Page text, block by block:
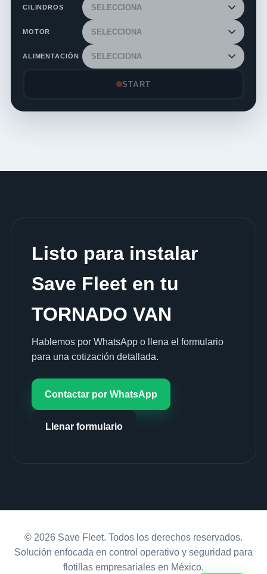
CILINDROS
MOTOR
ALIMENTACIÓN
START
Listo para instalar
Save Fleet en tu
TORNADO VAN
Hablemos por WhatsApp o llena el formulario
para una cotización detallada.
Contactar por WhatsApp
Llenar formulario
© 2026 Save Fleet. Todos los derechos reservados.
Solución enfocada en control operativo y seguridad para
flotillas empresariales en México.